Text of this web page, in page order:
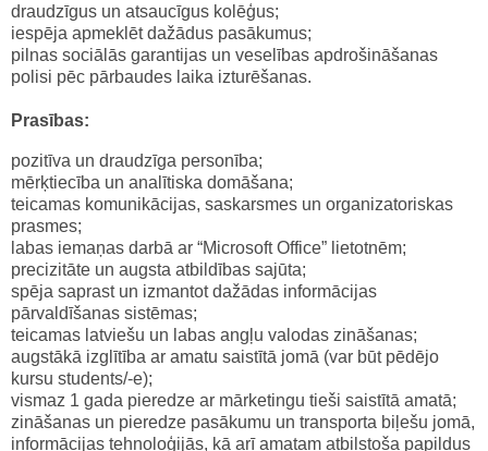
draudzīgus un atsaucīgus kolēģus;
iespēja apmeklēt dažādus pasākumus;
pilnas sociālās garantijas un veselības apdrošināšanas
polisi pēc pārbaudes laika izturēšanas.
Prasības:
pozitīva un draudzīga personība;
mērķtiecība un analītiska domāšana;
teicamas komunikācijas, saskarsmes un organizatoriskas
prasmes;
labas iemaņas darbā ar “Microsoft Office” lietotnēm;
precizitāte un augsta atbildības sajūta;
spēja saprast un izmantot dažādas informācijas
pārvaldīšanas sistēmas;
teicamas latviešu un labas angļu valodas zināšanas;
augstākā izglītība ar amatu saistītā jomā (var būt pēdējo
kursu students/-e);
vismaz 1 gada pieredze ar mārketingu tieši saistītā amatā;
zināšanas un pieredze pasākumu un transporta biļešu jomā,
informācijas tehnoloģijās, kā arī amatam atbilstoša papildus